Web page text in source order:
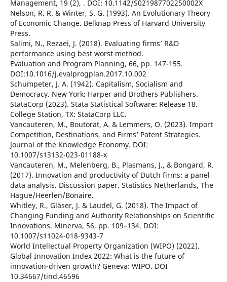
Management, 19 (2), . DOI: 10.1142/S021987702250002X
Nelson, R. R. & Winter, S. G. (1993). An Evolutionary Theory
of Economic Change. Belknap Press of Harvard University
Press.
Salimi, N., Rezaei, J. (2018). Evaluating firms’ R&D
performance using best worst method.
Evaluation and Program Planning, 66, pp. 147-155.
DOI:10.1016/j.evalprogplan.2017.10.002
Schumpeter, J. A. (1942). Capitalism, Socialism and
Democracy. New York: Harper and Brothers Publishers.
StataCorp (2023). Stata Statistical Software: Release 18.
College Station, TX: StataCorp LLC.
Vancauteren, M., Boutorat, A. & Lemmers, O. (2023). Import
Competition, Destinations, and Firms’ Patent Strategies.
Journal of the Knowledge Economy. DOI:
10.1007/s13132-023-01188-x
Vancauteren, M., Melenberg, B., Plasmans, J., & Bongard, R.
(2017). Innovation and productivity of Dutch firms: a panel
data analysis. Discussion paper. Statistics Netherlands, The
Hague/Heerlen/Bonaire.
Whitley, R., Gläser, J. & Laudel, G. (2018). The Impact of
Changing Funding and Authority Relationships on Scientific
Innovations. Minerva, 56, pp. 109–134. DOI:
10.1007/s11024-018-9343-7
World Intellectual Property Organization (WIPO) (2022).
Global Innovation Index 2022: What is the future of
innovation-driven growth? Geneva: WIPO. DOI
10.34667/tind.46596